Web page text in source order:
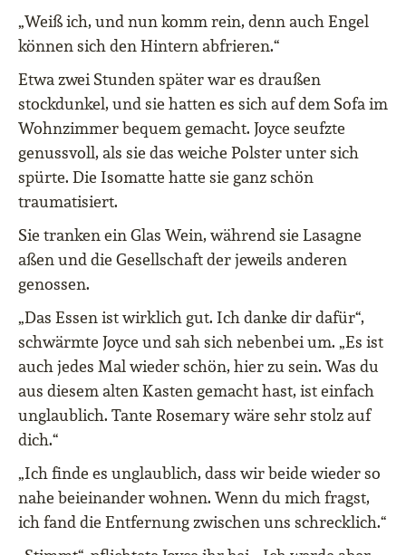
„Weiß ich, und nun komm rein, denn auch Engel
können sich den Hintern abfrieren.“
Etwa zwei Stunden später war es draußen
stockdunkel, und sie hatten es sich auf dem Sofa im
Wohnzimmer bequem gemacht. Joyce seufzte
genussvoll, als sie das weiche Polster unter sich
spürte. Die Isomatte hatte sie ganz schön
traumatisiert.
Sie tranken ein Glas Wein, während sie Lasagne
aßen und die Gesellschaft der jeweils anderen
genossen.
„Das Essen ist wirklich gut. Ich danke dir dafür“,
schwärmte Joyce und sah sich nebenbei um. „Es ist
auch jedes Mal wieder schön, hier zu sein. Was du
aus diesem alten Kasten gemacht hast, ist einfach
unglaublich. Tante Rosemary wäre sehr stolz auf
dich.“
„Ich finde es unglaublich, dass wir beide wieder so
nahe beieinander wohnen. Wenn du mich fragst,
ich fand die Entfernung zwischen uns schrecklich.“